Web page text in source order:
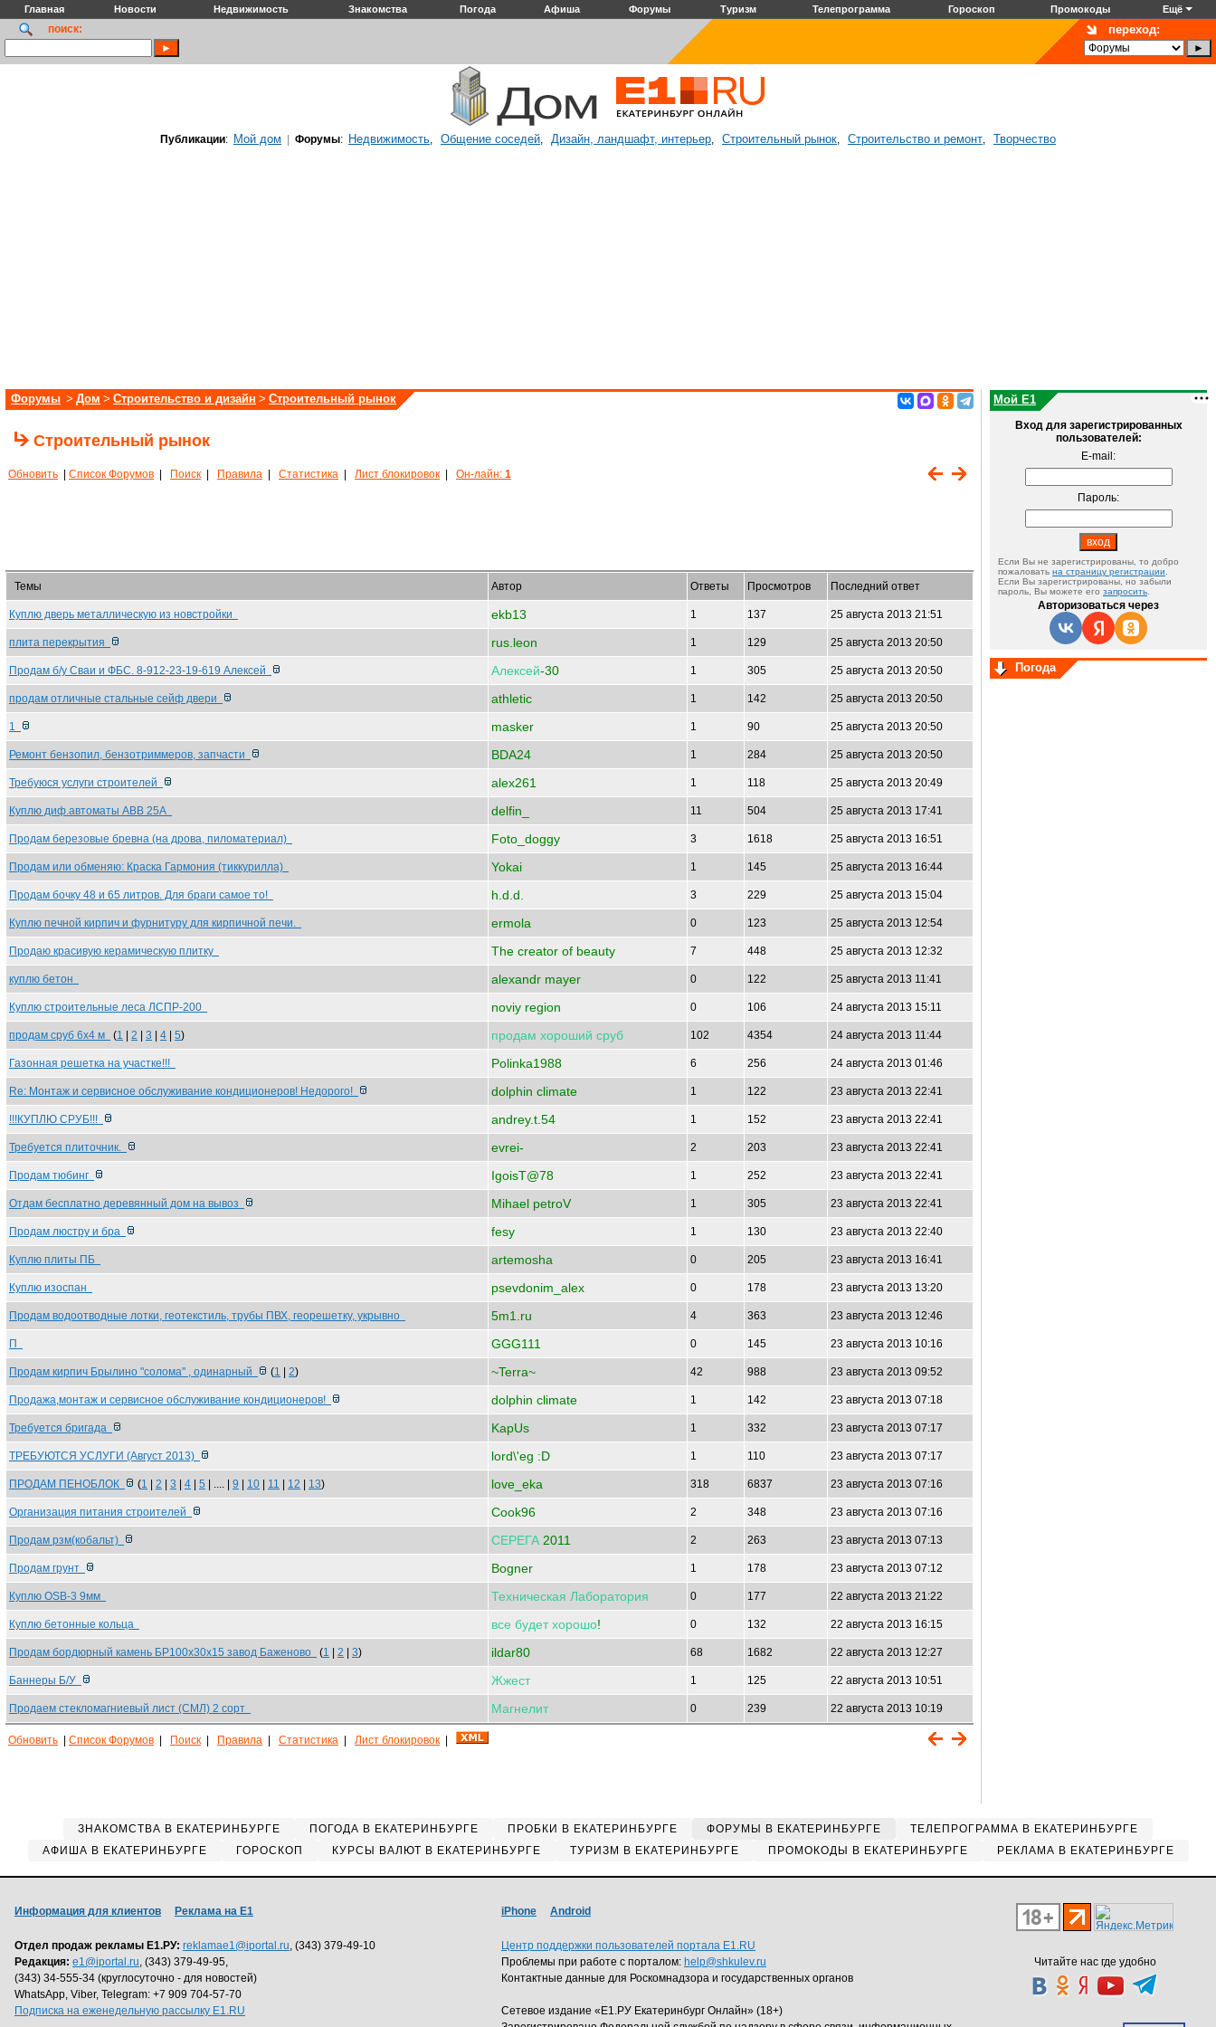
Главная Новости Недвижимость Знакомства Погода Афиша Форумы Туризм Телепрограмма Гороскоп Промокоды Ещё
поиск: переход:
Публикации: Мой дом Форумы: Недвижимость, Общение соседей, Дизайн, ландшафт, интерьер, Строительный рынок, Строительство и ремонт, Творчество
Форумы > Дом > Строительство и дизайн > Строительный рынок
Строительный рынок
Обновить Список Форумов Поиск Правила Статистика Лист блокировок Он-лайн: 1
Темы Автор Ответы Просмотров Последний ответ
Куплю дверь металлическую из новстройки ekb13 1 137 25 августа 2013 21:51
плита перекрытия rus.leon 1 129 25 августа 2013 20:50
Продам б/у Сваи и ФБС. 8-912-23-19-619 Алексей Алексей-30 1 305 25 августа 2013 20:50
продам отличные стальные сейф двери athletic 1 142 25 августа 2013 20:50
1 masker 1 90 25 августа 2013 20:50
Ремонт бензопил, бензотриммеров, запчасти BDA24 1 284 25 августа 2013 20:50
Требуюся услуги строителей alex261 1 118 25 августа 2013 20:49
Куплю диф.автоматы ABB 25А delfin_ 11 504 25 августа 2013 17:41
Продам березовые бревна (на дрова, пиломатериал) Foto_doggy 3 1618 25 августа 2013 16:51
Продам или обменяю: Краска Гармония (тиккурилла) Yokai 1 145 25 августа 2013 16:44
Продам бочку 48 и 65 литров. Для браги самое то! h.d.d. 3 229 25 августа 2013 15:04
Куплю печной кирпич и фурнитуру для кирпичной печи. ermola 0 123 25 августа 2013 12:54
Продаю красивую керамическую плитку The creator of beauty 7 448 25 августа 2013 12:32
куплю бетон alexandr mayer 0 122 25 августа 2013 11:41
Куплю строительные леса ЛСПР-200 noviy region 0 106 24 августа 2013 15:11
продам сруб 6х4 м (1 2 3 4 5) продам хороший сруб 102 4354 24 августа 2013 11:44
Газонная решетка на участке!!! Polinka1988 6 256 24 августа 2013 01:46
Re: Монтаж и сервисное обслуживание кондиционеров! Недорого! dolphin climate 1 122 23 августа 2013 22:41
!!!КУПЛЮ СРУБ!!! andrey.t.54 1 152 23 августа 2013 22:41
Требуется плиточник. evrei- 2 203 23 августа 2013 22:41
Продам тюбинг IgoisT@78 1 252 23 августа 2013 22:41
Отдам бесплатно деревянный дом на вывоз Mihael petroV 1 305 23 августа 2013 22:41
Продам люстру и бра fesy 1 130 23 августа 2013 22:40
Куплю плиты ПБ artemosha 0 205 23 августа 2013 16:41
Куплю изоспан psevdonim_alex 0 178 23 августа 2013 13:20
Продам водоотводные лотки, геотекстиль, трубы ПВХ, георешетку, укрывно 5m1.ru 4 363 23 августа 2013 12:46
П GGG111 0 145 23 августа 2013 10:16
Продам кирпич Брылино "солома" , одинарный (1 2) ~Terra~ 42 988 23 августа 2013 09:52
Продажа,монтаж и сервисное обслуживание кондиционеров! dolphin climate 1 142 23 августа 2013 07:18
Требуется бригада KapUs 1 332 23 августа 2013 07:17
ТРЕБУЮТСЯ УСЛУГИ (Август 2013) lord\'eg :D 1 110 23 августа 2013 07:17
ПРОДАМ ПЕНОБЛОК (1 2 3 4 5 | .... | 9 10 11 12 13) love_eka 318 6837 23 августа 2013 07:16
Организация питания строителей Cook96 2 348 23 августа 2013 07:16
Продам рзм(кобальт) СЕРЕГА 2011 2 263 23 августа 2013 07:13
Продам грунт Bogner 1 178 23 августа 2013 07:12
Куплю OSB-3 9мм Техническая Лаборатория 0 177 22 августа 2013 21:22
Куплю бетонные кольца все будет хорошо! 0 132 22 августа 2013 16:15
Продам бордюрный камень БР100х30х15 завод Баженово (1 2 3) ildar80 68 1682 22 августа 2013 12:27
Баннеры Б/У Жжест 1 125 22 августа 2013 10:51
Продаем стекломагниевый лист (СМЛ) 2 сорт Магнелит 0 239 22 августа 2013 10:19
Обновить Список Форумов Поиск Правила Статистика Лист блокировок
Мой E1
Вход для зарегистрированных
пользователей:
E-mail:
Пароль:
Если Вы не зарегистрированы, то добро
пожаловать на страницу регистрации
Если Вы зарегистрированы, но забыли
пароль, Вы можете его запросить
Авторизоваться через
Погода
ЗНАКОМСТВА В ЕКАТЕРИНБУРГЕ ПОГОДА В ЕКАТЕРИНБУРГЕ ПРОБКИ В ЕКАТЕРИНБУРГЕ ФОРУМЫ В ЕКАТЕРИНБУРГЕ
ТЕЛЕПРОГРАММА В ЕКАТЕРИНБУРГЕ
АФИША В ЕКАТЕРИНБУРГЕ
ГОРОСКОП КУРСЫ ВАЛЮТ В ЕКАТЕРИНБУРГЕ ТУРИЗМ В ЕКАТЕРИНБУРГЕ ПРОМОКОДЫ В ЕКАТЕРИНБУРГЕ РЕКЛАМА В ЕКАТЕРИНБУРГЕ
Читайте нас где удобно
Информация для клиентов Реклама на Е1
Отдел продаж рекламы Е1.РУ: reklamae1@iportal.ru, (343) 379-49-10
Редакция: e1@iportal.ru, (343) 379-49-95,
(343) 34-555-34 (круглосуточно - для новостей)
WhatsApp, Viber, Telegram: +7 909 704-57-70
Подписка на еженедельную рассылку E1.RU
iPhone Android
Центр поддержки пользователей портала E1.RU
Проблемы при работе с порталом: help@shkulev.ru
Контактные данные для Роскомнадзора и государственных органов
Сетевое издание «Е1.РУ Екатеринбург Онлайн» (18+)